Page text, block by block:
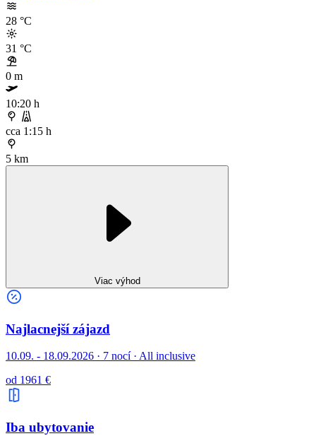
28 °C
31 °C
0 m
10:20 h
cca 1:15 h
5 km
Viac výhod
Najlacnejší zájazd
10.09. - 18.09.2026 · 7 nocí · All inclusive
od 1961 €
Iba ubytovanie